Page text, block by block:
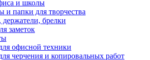
и школы
и папки для творчества
брелки
заметок
офисной техники
черчения и копировальных работ